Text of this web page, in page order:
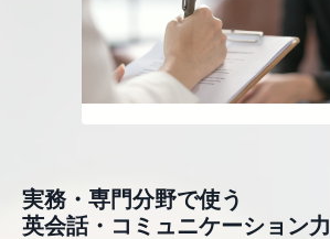
実務・専門分野で使う
英会話・コミュニケーション力